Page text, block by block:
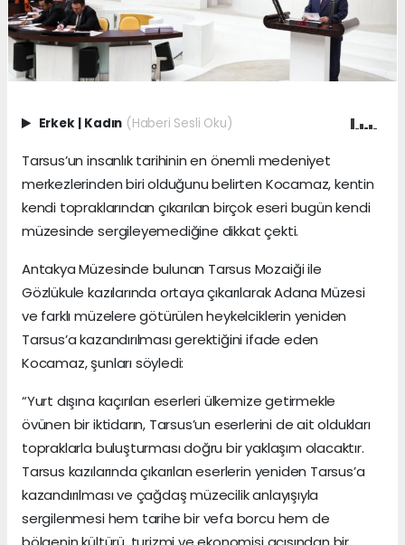
Erkek Kadın (Haberi Sesli Oku)
Tarsus’un insanlık tarihinin en önemli medeniyet
merkezlerinden biri olduğunu belirten Kocamaz, kentin
kendi topraklarından çıkarılan birçok eseri bugün kendi
müzesinde sergileyemediğine dikkat çekti.
Antakya Müzesinde bulunan Tarsus Mozaiği ile
Gözlükule kazılarında ortaya çıkarılarak Adana Müzesi
ve farklı müzelere götürülen heykelciklerin yeniden
Tarsus’a kazandırılması gerektiğini ifade eden
Kocamaz, şunları söyledi:
“Yurt dışına kaçırılan eserleri ülkemize getirmekle
övünen bir iktidarın, Tarsus’un eserlerini de ait oldukları
topraklarla buluşturması doğru bir yaklaşım olacaktır.
Tarsus kazılarında çıkarılan eserlerin yeniden Tarsus’a
kazandırılması ve çağdaş müzecilik anlayışıyla
sergilenmesi hem tarihe bir vefa borcu hem de